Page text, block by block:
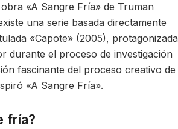
«A Sangre Fría» de Truman
una serie basada directamente
«Capote» (2005), protagonizada
durante el proceso de investigación
fascinante del proceso creativo de
«A Sangre Fría».
fría?